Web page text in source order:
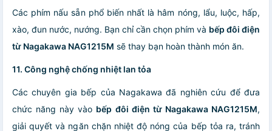
Các phím nấu sẵn phổ biến nhất là hâm nóng, lẩu, luộc, hấp,
xào, đun nước, nướng. Bạn chỉ cần chọn phím và bếp đôi điện
từ Nagakawa NAG1215M sẽ thay bạn hoàn thành món ăn.
11. Công nghệ chống nhiệt lan tỏa
Các chuyên gia bếp của Nagakawa đã nghiên cứu để đưa
chức năng này vào bếp đôi điện từ Nagakawa NAG1215M,
giải quyết và ngăn chặn nhiệt độ nóng của bếp tỏa ra, tránh